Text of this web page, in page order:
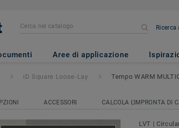
Aree di applicazione
Loose-Lay - Tempo
iD Square Loose-Lay Tempo WARM
ACCESSORI CALCOLA L'IMPRONTA DI
LVT |